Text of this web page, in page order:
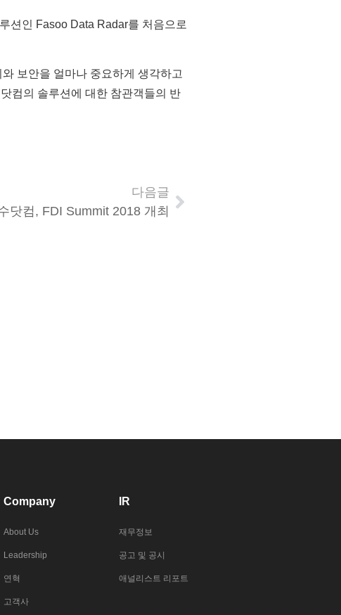
션인 Fasoo Data Radar를 처음으로
보안을 얼마나 중요하게 생각하고
컴의 솔루션에 대한 참관객들의 반
다음글
닷컴, FDI Summit 2018 개최
Company
About Us
Leadership
연혁
고객사
IR
재무정보
공고 및 공시
애널리스트 리포트